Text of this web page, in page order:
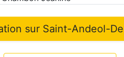
sur Saint-Andeol-